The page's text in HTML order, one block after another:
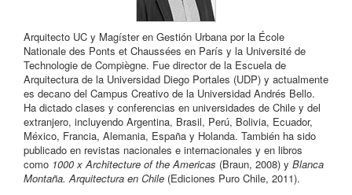
Arquitecto UC y Magíster en Gestión Urbana por la École
Nationale des Ponts et Chaussées en París y la Université de
Technologie de Compiègne. Fue director de la Escuela de
Arquitectura de la Universidad Diego Portales (UDP) y actualmente
es decano del Campus Creativo de la Universidad Andrés Bello.
Ha dictado clases y conferencias en universidades de Chile y del
extranjero, incluyendo Argentina, Brasil, Perú, Bolivia, Ecuador,
México, Francia, Alemania, España y Holanda. También ha sido
publicado en revistas nacionales e internacionales y en libros
como 1000 x Architecture of the Americas (Braun, 2008) y Blanca
Montaña. Arquitectura en Chile (Ediciones Puro Chile, 2011).